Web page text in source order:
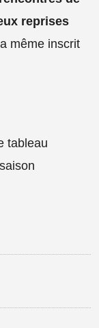
reprises
même inscrit
tableau